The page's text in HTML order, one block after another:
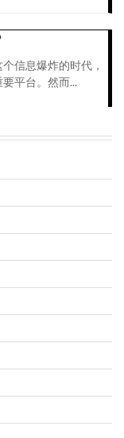
信息爆炸的时代，
平台。然而...